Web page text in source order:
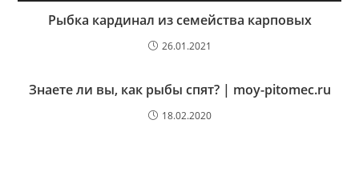
Рыбка кардинал из семейства карповых
26.01.2021
Знаете ли вы, как рыбы спят? | moy-pitomec.ru
18.02.2020